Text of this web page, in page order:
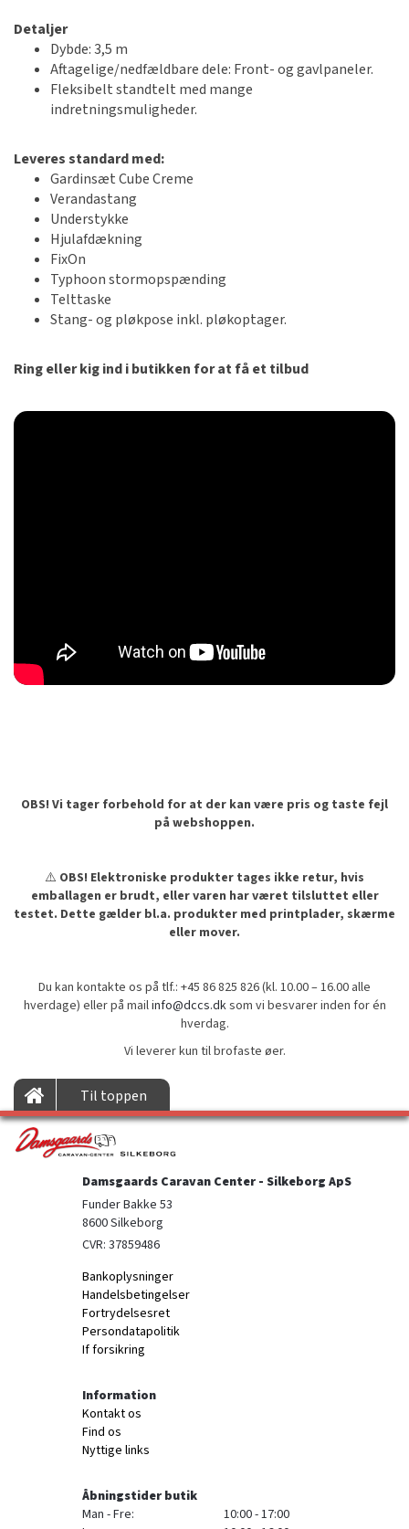
Detaljer
Dybde: 3,5 m
Aftagelige/nedfældbare dele: Front- og gavlpaneler.
Fleksibelt standtelt med mange
indretningsmuligheder.
Leveres standard med:
Gardinsæt Cube Creme
Verandastang
Understykke
Hjulafdækning
FixOn
Typhoon stormopspænding
Telttaske
Stang- og pløkpose inkl. pløkoptager.
Ring eller kig ind i butikken for at få et tilbud
OBS! Vi tager forbehold for at der kan være pris og taste fejl
på webshoppen.
⚠️ OBS! Elektroniske produkter tages ikke retur, hvis
emballagen er brudt, eller varen har været tilsluttet eller
testet. Dette gælder bl.a. produkter med printplader, skærme
eller mover.
Du kan kontakte os på tlf.: +45 86 825 826 (kl. 10.00 – 16.00 alle
hverdage) eller på mailinfo@dccs.dksom vi besvarer inden for én
hverdag.
Vi leverer kun til brofaste øer.
Til toppen
Damsgaards Caravan Center - Silkeborg ApS
Funder Bakke 53
8600 Silkeborg
CVR: 37859486
Bankoplysninger
Handelsbetingelser
Fortrydelsesret
Persondatapolitik
If forsikring
Information
Kontakt os
Find os
Nyttige links
Åbningstider butik
Man - Fre:
10:00 - 17:00